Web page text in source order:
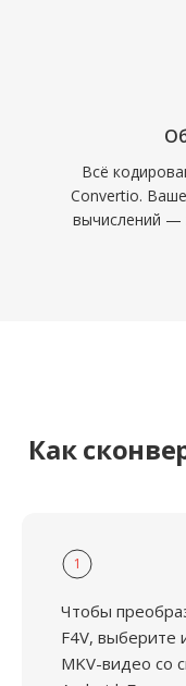
Всё
Convertio.
вычислений —
Как
1
Чтобы
F4V, выберите
MKV-видео со